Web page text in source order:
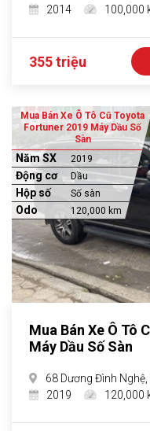
2014
100,000
355 triệu
Mua Bán Xe Ô Tô Cũ Toyota
Fortuner 2019 Máy Dầu Số
Sàn
Năm SX 2019
Động cơ Dầu
Hộp số Số sàn
Odo 120,000 km
Mua Bán Xe Ô Tô
Máy Dầu Số Sàn
68 Dương Đình Nghệ,
2019
120,000